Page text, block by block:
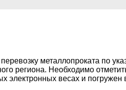
металлопроката по
региона. Необходимо
электронных весах и погружен